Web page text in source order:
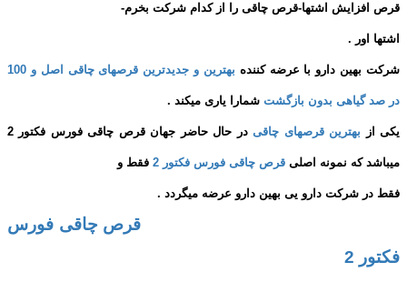
قرص افزایش اشتها-قرص چاقی را از کدام شرکت بخرم-
اشتها اور .
شرکت بهین دارو با عرضه کننده بهترین و جدیدترین قرصهای چاقی اصل و 100
در صد گیاهی بدون بازگشت شمارا یاری میکند .
یکی از بهترین قرصهای چاقی در حال حاضر جهان قرص چاقی فورس فکتور 2
میباشد که نمونه اصلی قرص چاقی فورس فکتور 2 فقط و
فقط در شرکت دارو یی بهین دارو عرضه میگردد .
قرص چاقی فورس
فکتور 2